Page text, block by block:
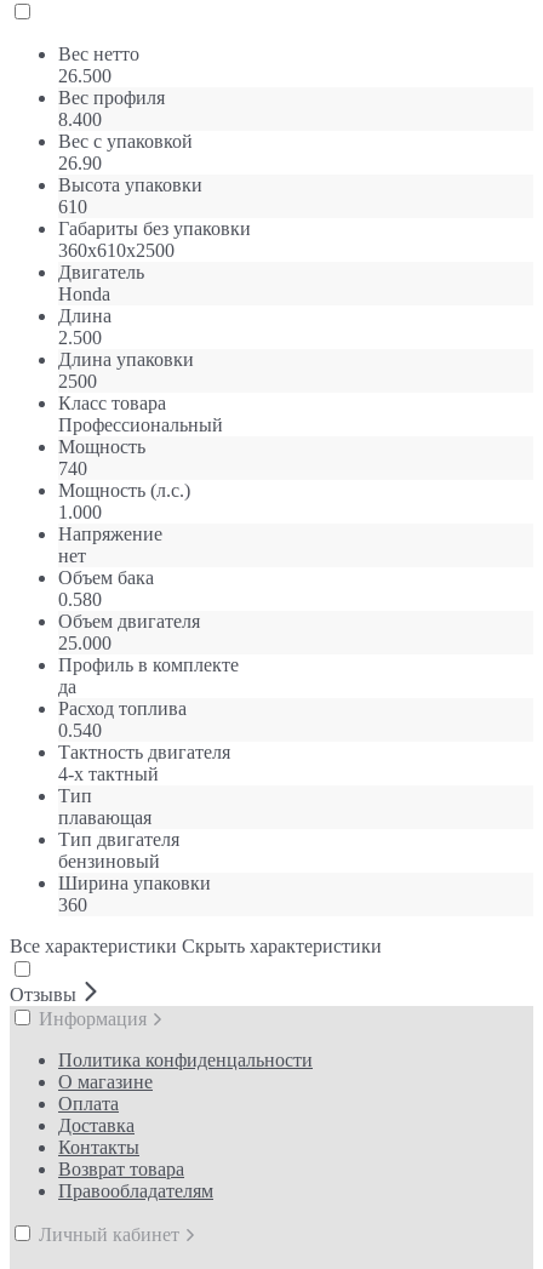
Вес нетто
26.500
Вес профиля
8.400
Вес с упаковкой
26.90
Высота упаковки
610
Габариты без упаковки
360x610x2500
Двигатель
Honda
Длина
2.500
Длина упаковки
2500
Класс товара
Профессиональный
Мощность
740
Мощность (л.с.)
1.000
Напряжение
нет
Объем бака
0.580
Объем двигателя
25.000
Профиль в комплекте
да
Расход топлива
0.540
Тактность двигателя
4-х тактный
Тип
плавающая
Тип двигателя
бензиновый
Ширина упаковки
360
Все характеристики Скрыть характеристики
Отзывы
Информация
Политика конфиденцальности
О магазине
Оплата
Доставка
Контакты
Возврат товара
Правообладателям
Личный кабинет